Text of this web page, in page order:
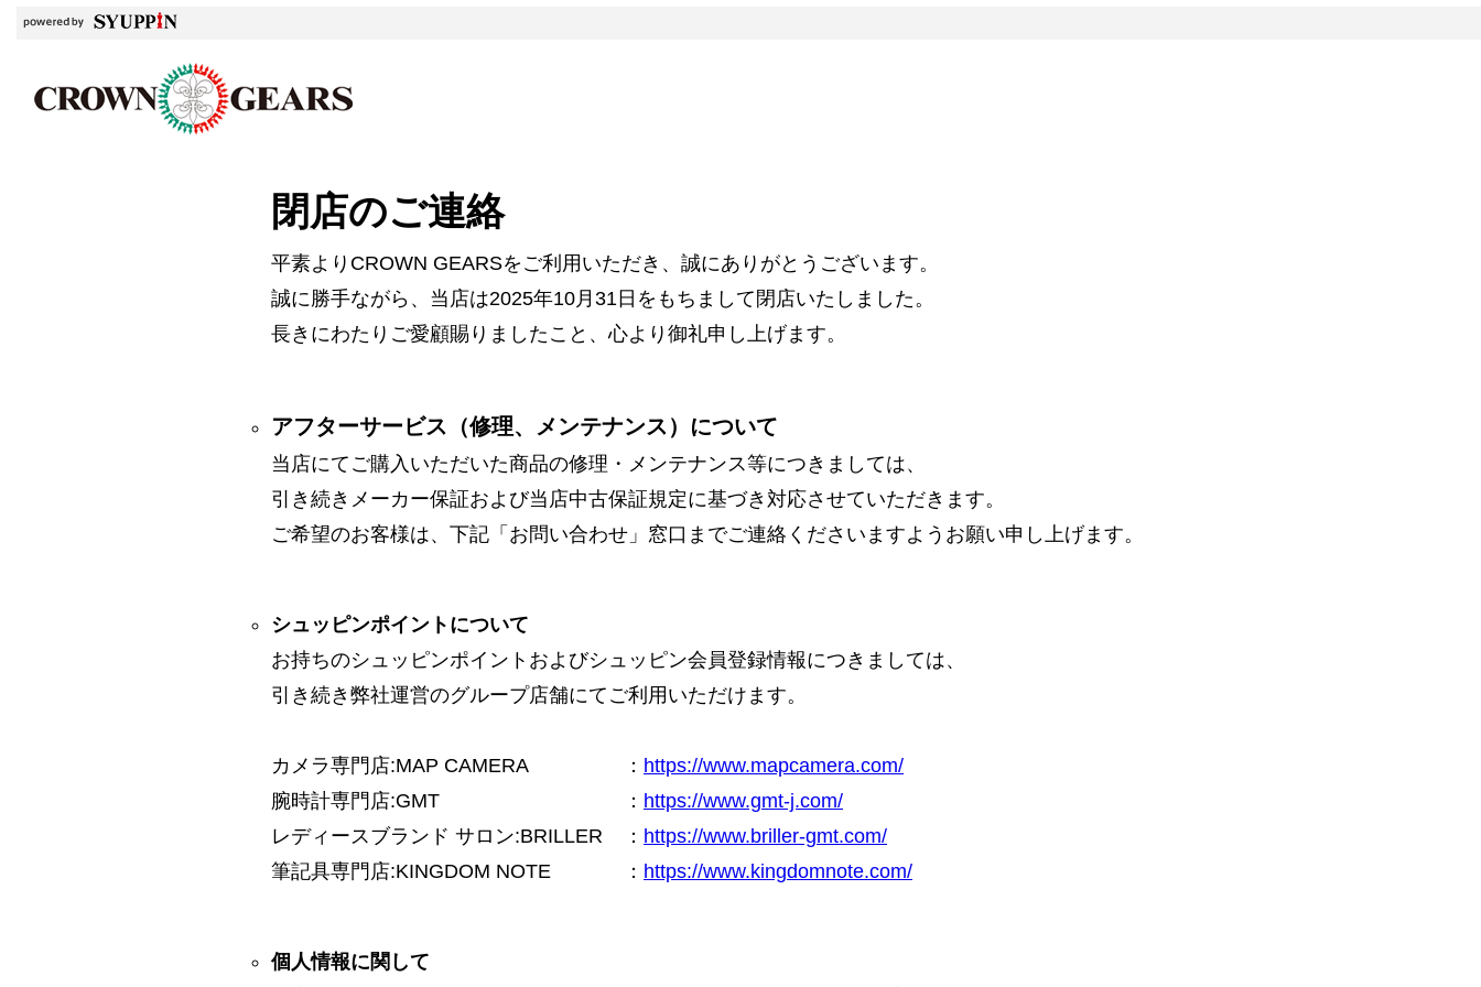
閉店のご連絡
平素よりCROWN GEARSをご利用いただき、誠にありがとうございます。
誠に勝手ながら、当店は2025年10月31日をもちまして閉店いたしました。
長きにわたりご愛顧賜りましたこと、心より御礼申し上げます。
アフターサービス（修理、メンテナンス）について
当店にてご購入いただいた商品の修理・メンテナンス等につきましては、
引き続きメーカー保証および当店中古保証規定に基づき対応させていただきます。
ご希望のお客様は、下記「お問い合わせ」窓口までご連絡くださいますようお願い申し上げます。
シュッピンポイントについて
お持ちのシュッピンポイントおよびシュッピン会員登録情報につきましては、
引き続き弊社運営のグループ店舗にてご利用いただけます。
カメラ専門店:MAP CAMERA ： https://www.mapcamera.com/
腕時計専門店:GMT
： https://www.gmt-j.com/
レディースブランド サロン:BRILLER
： https://www.briller-gmt.com/
筆記具専門店:KINGDOM NOTE
： https://www.kingdomnote.com/
個人情報に関して